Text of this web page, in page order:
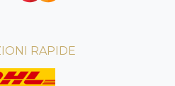
RAPIDE